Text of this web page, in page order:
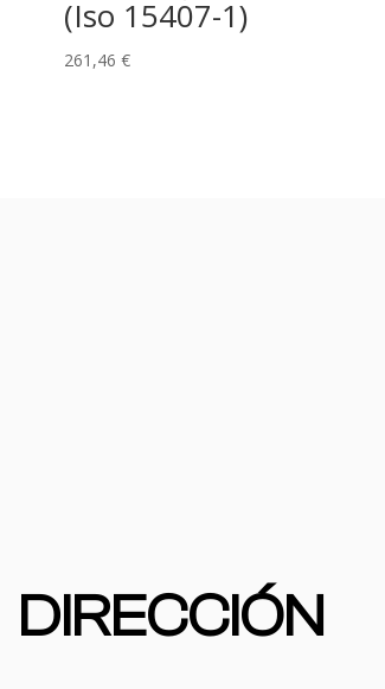
(Iso 15407-1)
261,46 €
DIRECCIÓN